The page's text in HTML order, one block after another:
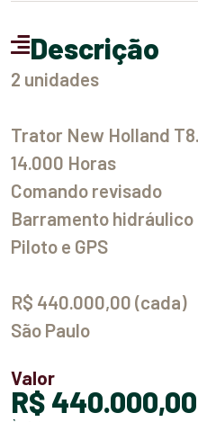
Descrição
2 unidades
Trator New Holland
14.000 Horas
Comando revisado
Barramento hidráulico
Piloto e GPS
R$ 440.000,00 (cada)
São Paulo
Valor
R$ 440.000,00